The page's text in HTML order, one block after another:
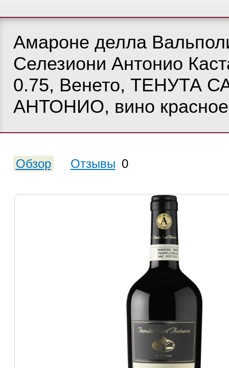
Амароне делла
Селезиони Антонио
0.75, Венето, ТЕНУТА
АНТОНИО, вино
Обзор Отзывы 0